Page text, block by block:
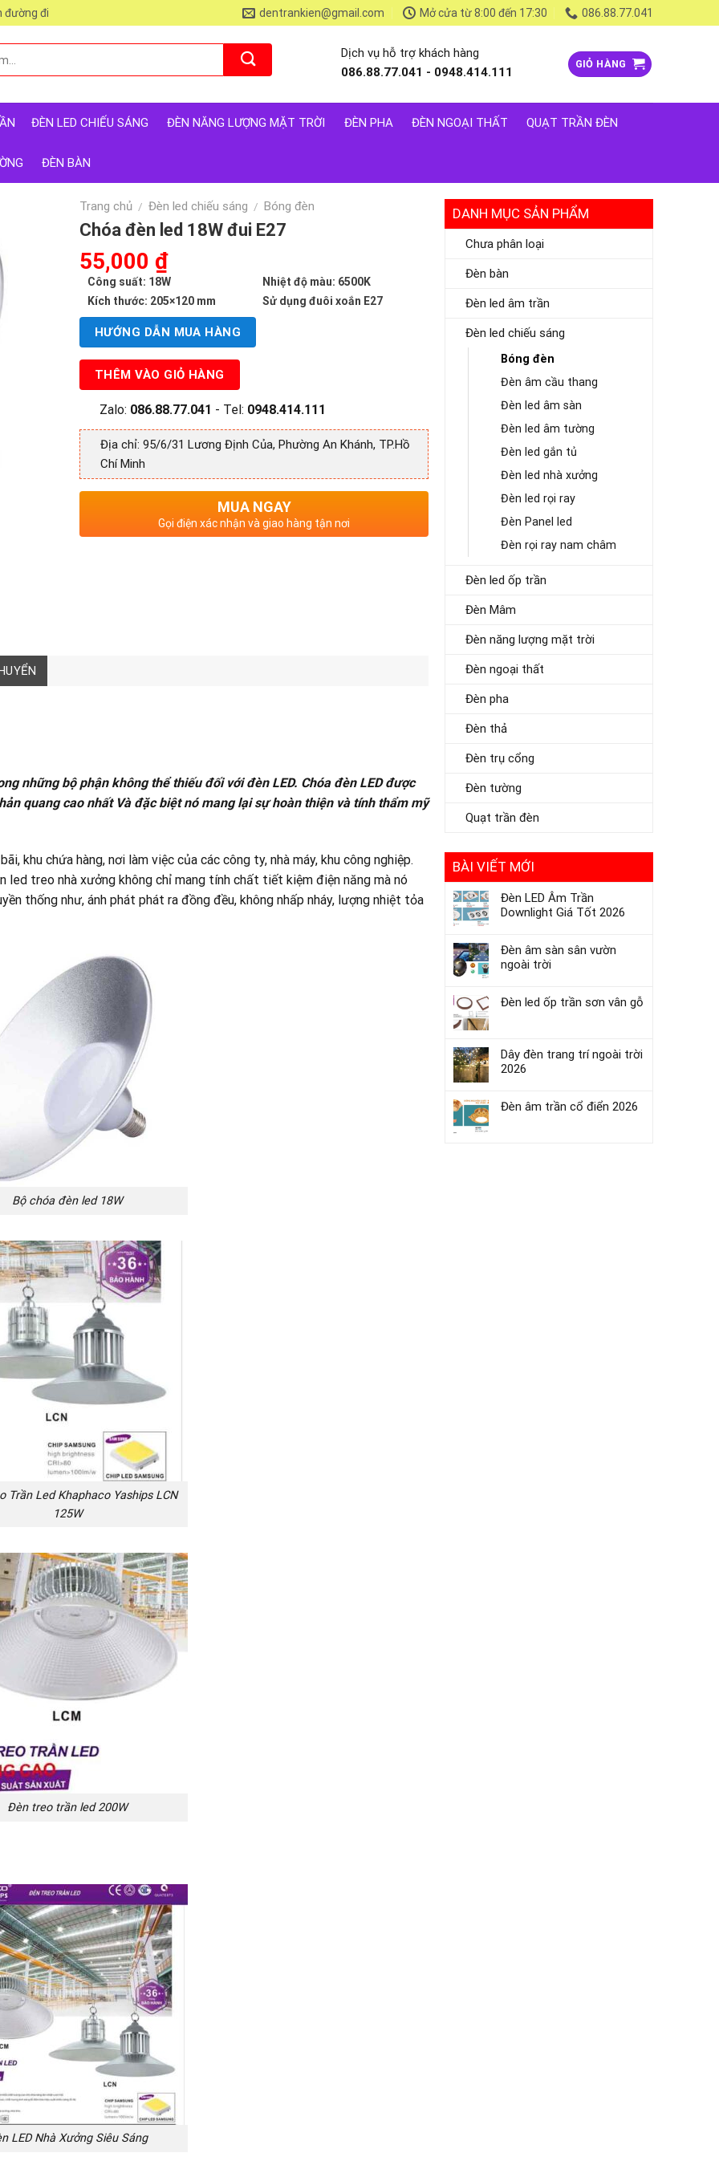
đường đi dentrankien@gmail.com Mở cửa từ 8:00 đến 17:30 086.88.77.041
Dịch vụ hỗ trợ khách hàng
086.88.77.041 - 0948.414.111
GIỎ HÀNG
ĐÈN LED CHIẾU SÁNG ĐÈN NĂNG LƯỢNG MẶT TRỜI ĐÈN PHA ĐÈN NGOẠI THẤT QUẠT TRẦN ĐÈN
ĐÈN BÀN
DANH MỤC SẢN PHẨM
Chưa phân loại
Đèn bàn
Đèn led âm trần
Đèn led chiếu sáng
Bóng đèn
Đèn âm cầu thang
Đèn led âm sàn
Đèn led âm tường
Đèn led gắn tủ
Đèn led nhà xưởng
Đèn led rọi ray
Đèn Panel led
Đèn rọi ray nam châm
Đèn led ốp trần
Đèn Mâm
Đèn năng lượng mặt trời
Đèn ngoại thất
Đèn pha
Đèn thả
Đèn trụ cổng
Đèn tường
Quạt trần đèn
BÀI VIẾT MỚI
Đèn LED Âm Trần
Downlight Giá Tốt 2026
Đèn âm sàn sân vườn
ngoài trời
Đèn led ốp trần sơn vân gỗ
Dây đèn trang trí ngoài trời
2026
Đèn âm trần cổ điển 2026
Trang chủ / Đèn led chiếu sáng / Bóng đèn
Chóa đèn led 18W đui E27
Giá
gốc
là:
110,000 ₫.
55,000 ₫Giá
hiện
tại
là:
55,000 ₫.
Công suất: 18W
Nhiệt độ màu: 6500K
Kích thước: 205×120 mm
Sử dụng đuôi xoắn E27
HƯỚNG DẪN MUA HÀNG
THÊM VÀO GIỎ HÀNG
Zalo: 086.88.77.041 - Tel: 0948.414.111
Địa chỉ: 95/6/31 Lương Định Của, Phường An Khánh, TP.Hồ
Chí Minh
MUA NGAY
Gọi điện xác nhận và giao hàng tận nơi
những bộ phận không thể thiếu đối với đèn LED. Chóa đèn LED được
quang cao nhất Và đặc biệt nó mang lại sự hoàn thiện và tính thẩm mỹ
khu chứa hàng, nơi làm việc của các công ty, nhà máy, khu công nghiệp.
led treo nhà xưởng không chỉ mang tính chất tiết kiệm điện năng mà nó
thống như, ánh phát phát ra đồng đều, không nhấp nháy, lượng nhiệt tỏa
Bộ chóa đèn led 18W
Trần Led Khaphaco Yaships LCN
125W
Đèn treo trần led 200W
LED Nhà Xưởng Siêu Sáng